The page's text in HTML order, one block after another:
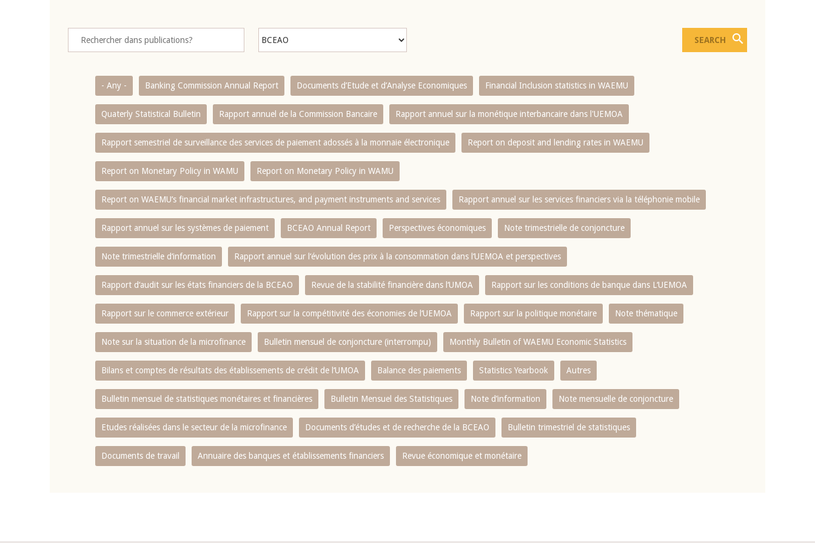
- Any - Banking Commission Annual Report Documents d’Etude et d’Analyse Economiques Financial Inclusion statistics in WAEMU
Quaterly Statistical Bulletin Rapport annuel de la Commission Bancaire Rapport annuel sur la monétique interbancaire dans l'UEMOA
Rapport semestriel de surveillance des services de paiement adossés à la monnaie électronique Report on deposit and lending rates in WAEMU
Report on Monetary Policy in WAMU Report on Monetary Policy in WAMU
Report on WAEMU’s financial market infrastructures, and payment instruments and services Rapport annuel sur les services financiers via la téléphonie mobile
Rapport annuel sur les systèmes de paiement BCEAO Annual Report Perspectives économiques Note trimestrielle de conjoncture
Note trimestrielle d‘information Rapport annuel sur l‘évolution des prix à la consommation dans l‘UEMOA et perspectives
Rapport d‘audit sur les états financiers de la BCEAO Revue de la stabilité financière dans l‘UMOA Rapport sur les conditions de banque dans L‘UEMOA
Rapport sur le commerce extérieur Rapport sur la compétitivité des économies de l‘UEMOA Rapport sur la politique monétaire Note thématique
Note sur la situation de la microfinance Bulletin mensuel de conjoncture (interrompu) Monthly Bulletin of WAEMU Economic Statistics
Bilans et comptes de résultats des établissements de crédit de l‘UMOA Balance des paiements Statistics Yearbook Autres
Bulletin mensuel de statistiques monétaires et financières Bulletin Mensuel des Statistiques Note d’information Note mensuelle de conjoncture
Etudes réalisées dans le secteur de la microfinance Documents d’études et de recherche de la BCEAO Bulletin trimestriel de statistiques
Documents de travail Annuaire des banques et établissements financiers Revue économique et monétaire